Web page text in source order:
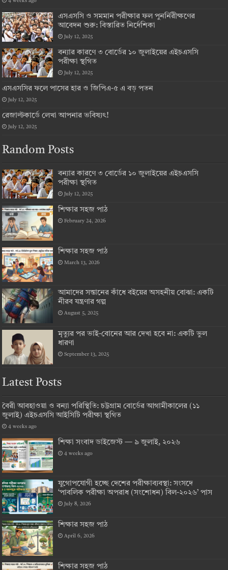
এসএসসি ও সমমান পরীক্ষার ফল পুনর্নিরীক্ষণের
আবেদন শুরু: বিস্তারিত নির্দেশিকা
July 12, 2025
বন্যার কারণে ৩ বোর্ডের ১০ জুলাইয়ের এইচএসসি
পরীক্ষা স্থগিত
July 12, 2025
এসএসসির ফলে পাসের হার ও জিপিএ-৫ এ বড় পতন
July 12, 2025
রেজাল্টকার্ডে লেখা আপনার ভবিষ্যৎ!
July 12, 2025
Random Posts
বন্যার কারণে ৩ বোর্ডের ১০ জুলাইয়ের এইচএসসি
পরীক্ষা স্থগিত
July 12, 2025
শিক্ষার সহজ পাঠ
February 24, 2026
শিক্ষার সহজ পাঠ
March 13, 2026
আমাদের সন্তানের কাঁধে বইয়ের অসহনীয় বোঝা: একটি
নীরব যন্ত্রণার গল্প
August 5, 2025
মৃত্যুর পর ভাই-বোনের আর দেখা হবে না: একটি ভুল
ধারণা
September 13, 2025
Latest Posts
বৈরী আবহাওয়া ও বন্যা পরিস্থিতি: চট্টগ্রাম বোর্ডের আগামীকালের (১১
জুলাই) এইচএসসি আইসিটি পরীক্ষা স্থগিত
4 weeks ago
শিক্ষা সংবাদ ডাইজেস্ট — ৯ জুলাই, ২০২৬
4 weeks ago
যুগোপযোগী হচ্ছে দেশের পরীক্ষাব্যবস্থা: সংসদে
‘পাবলিক পরীক্ষা অপরাধ (সংশোধন) বিল-২০২৬’ পাস
July 8, 2026
শিক্ষার সহজ পাঠ
April 6, 2026
শিক্ষার সহজ পাঠ